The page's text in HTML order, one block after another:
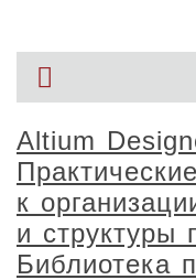
Altium
к
и структуры
Библиотека